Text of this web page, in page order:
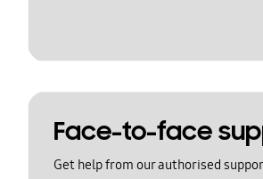
Face-to-face
Get help from our authorised